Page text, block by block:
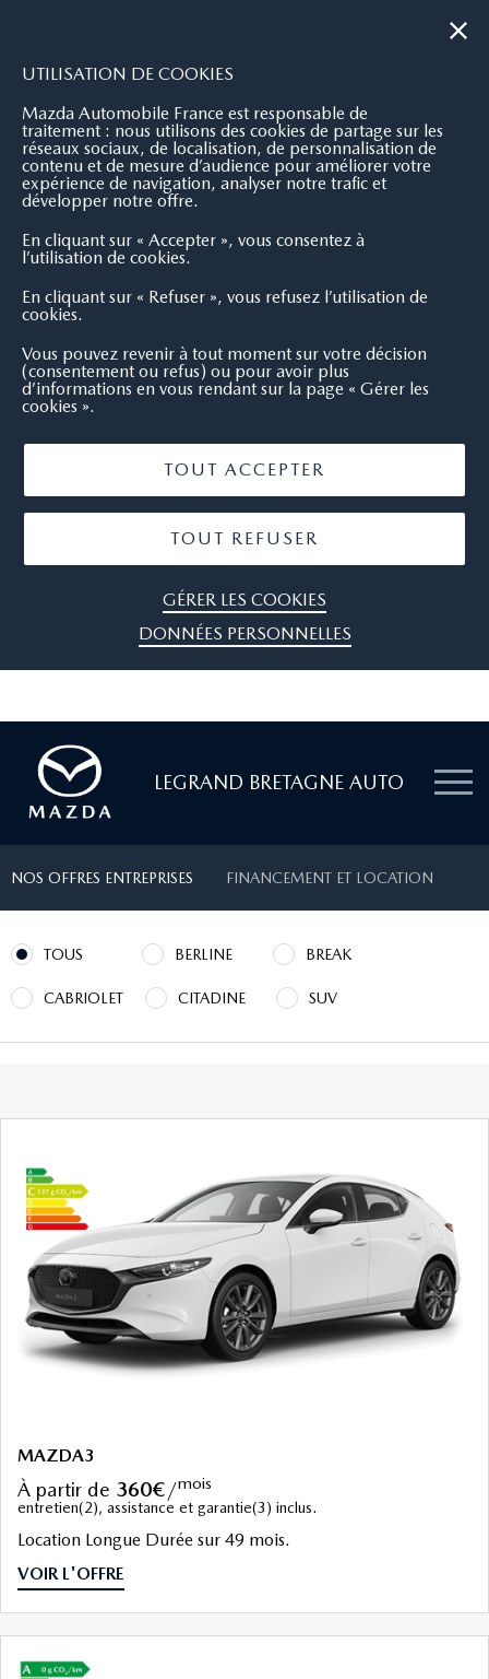
UTILISATION DE COOKIES
Mazda Automobile France est responsable de
traitement : nous utilisons des cookies de partage sur les
réseaux sociaux, de localisation, de personnalisation de
contenu et de mesure d’audience pour améliorer votre
expérience de navigation, analyser notre trafic et
développer notre offre.
En cliquant sur « Accepter », vous consentez à
l’utilisation de cookies.
En cliquant sur « Refuser », vous refusez l’utilisation de
cookies.
Vous pouvez revenir à tout moment sur votre décision
(consentement ou refus) ou pour avoir plus
d’informations en vous rendant sur la page « Gérer les
cookies ».
TOUT ACCEPTER
TOUT REFUSER
GÉRER LES COOKIES
DONNÉES PERSONNELLES
LEGRAND BRETAGNE AUTO
NOS OFFRES ENTREPRISES FINANCEMENT ET LOCATION
TOUS BERLINE BREAK
CABRIOLET CITADINE SUV
MAZDA3
à partir de 360€/mois
entretien(2), assistance et garantie(3) inclus.
Location Longue Durée sur 49 mois.
VOIR L'OFFRE